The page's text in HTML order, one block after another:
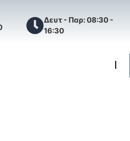
Δευτ - Παρ: 08:30 -
16:30